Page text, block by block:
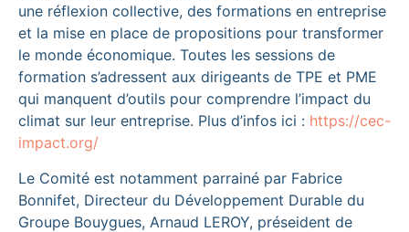
une réflexion collective, des formations en entreprise
et la mise en place de propositions pour transformer
le monde économique. Toutes les sessions de
formation s’adressent aux dirigeants de TPE et PME
qui manquent d’outils pour comprendre l’impact du
climat sur leur entreprise. Plus d’infos ici : https://cec-
impact.org/
Le Comité est notamment parrainé par Fabrice
Bonnifet, Directeur du Développement Durable du
Groupe Bouygues, Arnaud LEROY, préseident de